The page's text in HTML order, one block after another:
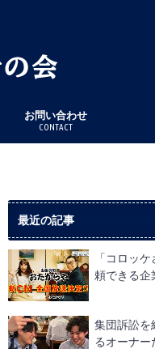
お問い合わせ
CONTACT
最近の記事
「コロッ
頼できる
集団訴訟を
るオーナ